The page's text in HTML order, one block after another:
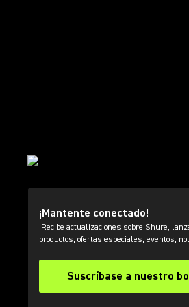
¡Mantente conectado!
¡Recibe actualizaciones sobre Shure,
productos, ofertas especiales, eventos,
Suscríbase a nuestro